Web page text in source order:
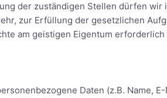
der zuständigen Stellen dürfen
zur Erfüllung der gesetzlichen
am geistigen Eigentum erforderlich
Daten (z.B. Name,